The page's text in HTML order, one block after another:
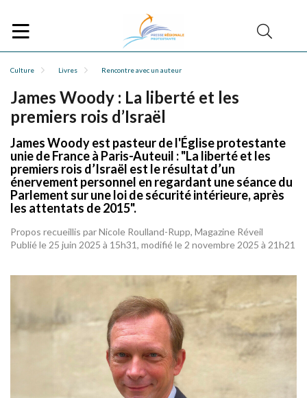
Culture Livres Rencontre avec un auteur
James Woody : La liberté et les
premiers rois d’Israël
James Woody est pasteur de l'Église protestante
unie de France à Paris-Auteuil : "La liberté et les
premiers rois d’Israël est le résultat d’un
énervement personnel en regardant une séance du
Parlement sur une loi de sécurité intérieure, après
les attentats de 2015".
Propos recueillis par Nicole Roulland-Rupp, Magazine Réveil
Publié le 25 juin 2025 à 15h31, modifié le 2 novembre 2025 à 21h21